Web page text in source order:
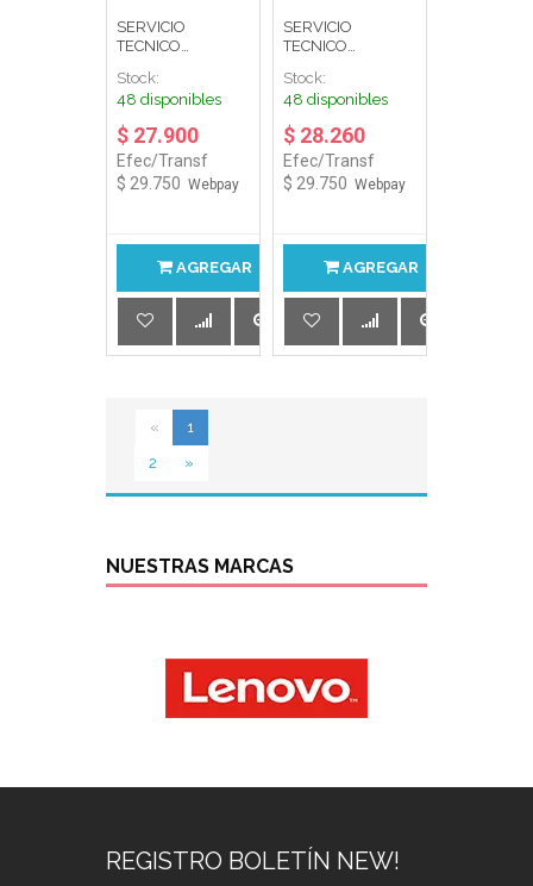
SERVICIO
TECNICO
PANTALLA NTBK
Stock:
48 disponibles
$ 27.900
Efec/Transf
$ 29.750 Webpay
AGREGAR
SERVICIO
TECNICO
TECLADO (M.O)
Stock:
48 disponibles
$ 28.260
Efec/Transf
$ 29.750 Webpay
AGREGAR
«
1
2
»
NUESTRAS MARCAS
REGISTRO BOLETÍN NEW!